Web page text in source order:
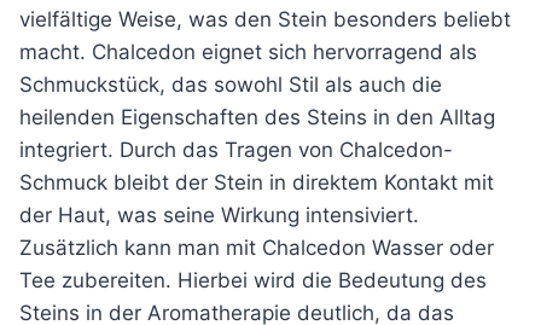
vielfältige Weise, was den Stein besonders beliebt
macht. Chalcedon eignet sich hervorragend als
Schmuckstück, das sowohl Stil als auch die
heilenden Eigenschaften des Steins in den Alltag
integriert. Durch das Tragen von Chalcedon-
Schmuck bleibt der Stein in direktem Kontakt mit
der Haut, was seine Wirkung intensiviert.
Zusätzlich kann man mit Chalcedon Wasser oder
Tee zubereiten. Hierbei wird die Bedeutung des
Steins in der Aromatherapie deutlich, da das